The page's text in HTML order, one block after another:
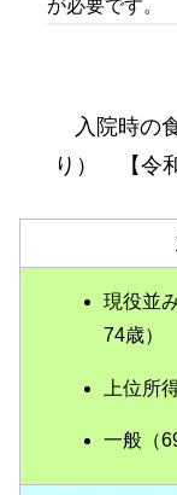
が必要です。
入院時の
り） 【令
現役並
74歳）
上位所
一般（